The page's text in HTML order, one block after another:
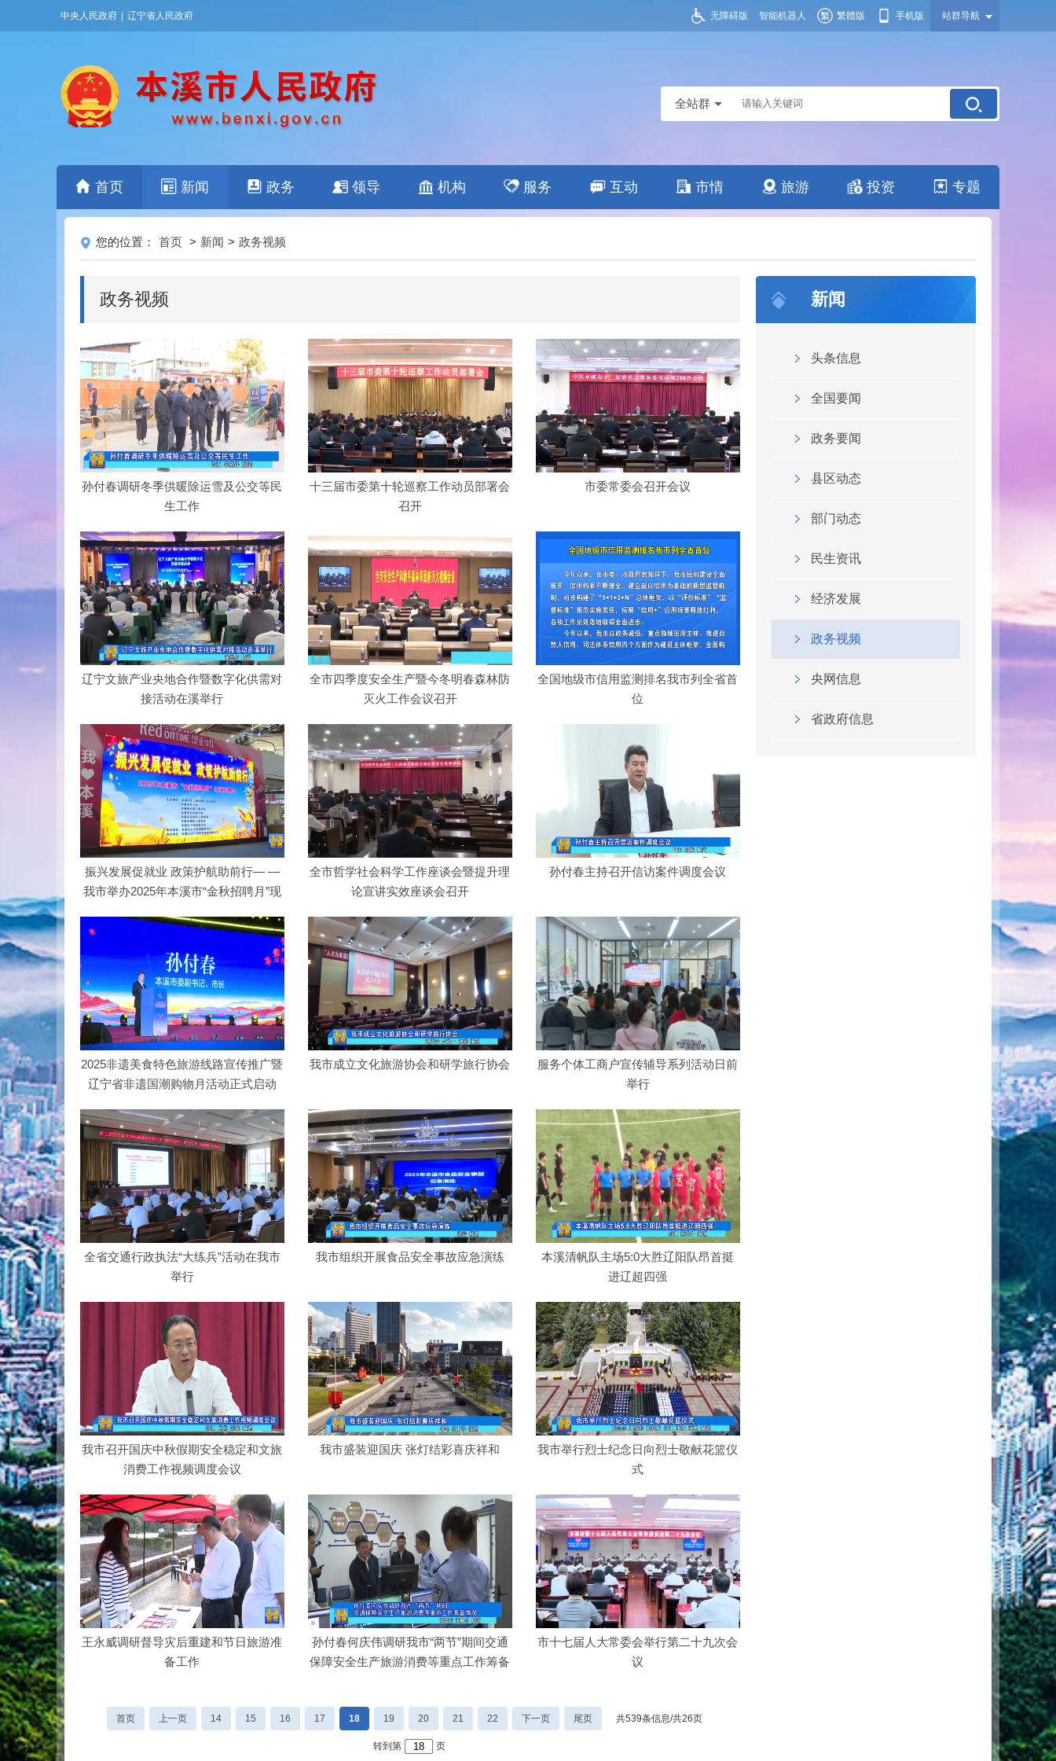
中央人民政府 辽宁省人民政府 站群导航
无障碍版 智能机器人 繁體版 手机版
首页 新闻 政务 领导 机构 服务 互动 市情 旅游 投资 专题
全站群
您的位置： 首页 > 新闻 > 政务视频
新闻
头条信息
全国要闻
政务要闻
县区动态
部门动态
民生资讯
经济发展
政务视频
央网信息
省政府信息
政务视频
孙付春调研冬季供暖除运雪及公交等民
生工作
十三届市委第十轮巡察工作动员部署会
召开
市委常委会召开会议
辽宁文旅产业央地合作暨数字化供需对
接活动在溪举行
全市四季度安全生产暨今冬明春森林防
灭火工作会议召开
全国地级市信用监测排名我市列全省首
位
振兴发展促就业 政策护航助前行— —
我市举办2025年本溪市“金秋招聘月”现
全市哲学社会科学工作座谈会暨提升理
论宣讲实效座谈会召开
孙付春主持召开信访案件调度会议
2025非遗美食特色旅游线路宣传推广暨
辽宁省非遗国潮购物月活动正式启动
我市成立文化旅游协会和研学旅行协会
服务个体工商户宣传辅导系列活动日前
举行
全省交通行政执法“大练兵”活动在我市
举行
我市组织开展食品安全事故应急演练
本溪清帆队主场5:0大胜辽阳队昂首挺
进辽超四强
我市召开国庆中秋假期安全稳定和文旅
消费工作视频调度会议
我市盛装迎国庆 张灯结彩喜庆祥和
我市举行烈士纪念日向烈士敬献花篮仪
式
王永威调研督导灾后重建和节日旅游准
备工作
孙付春何庆伟调研我市“两节”期间交通
保障安全生产旅游消费等重点工作筹备
市十七届人大常委会举行第二十九次会
议
首页 上一页 14 15 16 17 18 19 20 21 22 下一页 尾页 共539条信息/共26页
转到第 页